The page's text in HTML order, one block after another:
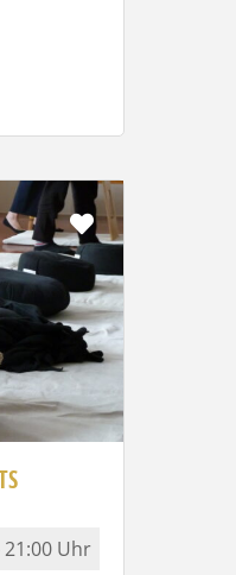
Favorit
21:00 Uhr